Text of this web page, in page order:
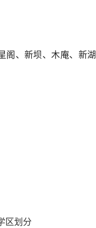
阁、新坝、木庵、新湖
区划分